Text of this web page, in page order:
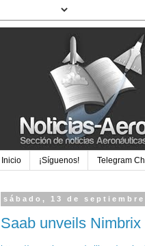
Inicio ¡Síguenos! Telegram
sábado, 13 de septiembre
Saab unveils